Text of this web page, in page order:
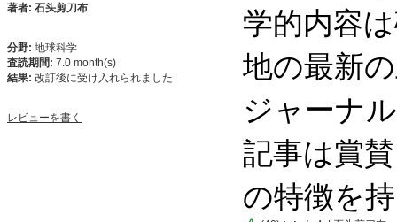
著者: 石头剪刀布
分野: 地球科学
査読期間: 7.0 month(s)
結果: 改訂後に受け入れられました
レビューを書く
学的内容
地の最新
ジャーナ
記事は賞
の特徴を